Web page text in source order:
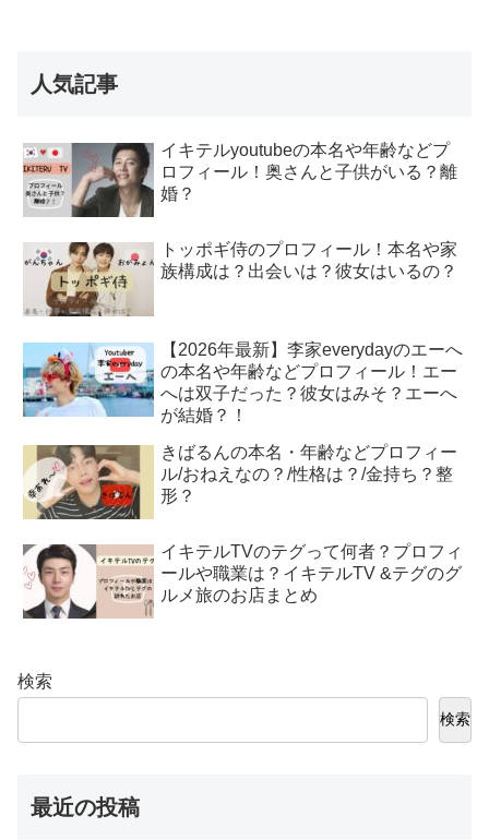
人気記事
イキテルyoutubeの本名や年齢などプ
ロフィール！奥さんと子供がいる？離
婚？
トッポギ侍のプロフィール！本名や家
族構成は？出会いは？彼女はいるの？
【2026年最新】李家everydayのエーへ
の本名や年齢などプロフィール！エー
へは双子だった？彼女はみそ？エーへ
が結婚？！
きばるんの本名・年齢などプロフィー
ル/おねえなの？/性格は？/金持ち？整
形？
イキテルTVのテグって何者？プロフィ
ールや職業は？イキテルTV &テグのグ
ルメ旅のお店まとめ
検索
検索
最近の投稿